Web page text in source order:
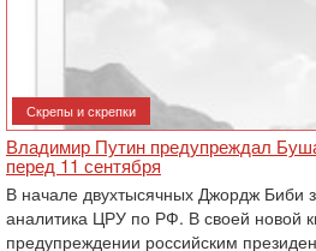
Скрепы и скрепки
Владимир Путин предупреждал
перед 11 ‎сентября
В начале двухтысячных Джордж Биби
аналитика ЦРУ по РФ. В своей новой
предупреждении российским